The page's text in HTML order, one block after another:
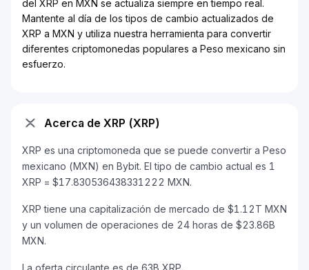
del XRP en MXN se actualiza siempre en tiempo real.
Mantente al día de los tipos de cambio actualizados de
XRP a MXN y utiliza nuestra herramienta para convertir
diferentes criptomonedas populares a Peso mexicano sin
esfuerzo.
Acerca de XRP (XRP)
XRP es una criptomoneda que se puede convertir a Peso
mexicano (MXN) en Bybit. El tipo de cambio actual es 1
XRP = $17.830536438331222 MXN.
XRP tiene una capitalización de mercado de $1.12T MXN
y un volumen de operaciones de 24 horas de $23.86B
MXN.
La oferta circulante es de 63B XRP.